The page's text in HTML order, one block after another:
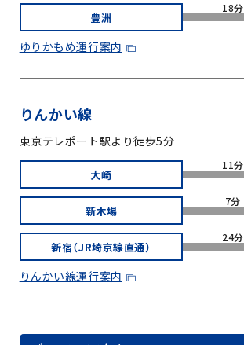
豊洲
18分
ゆりかもめ運行案内
りんかい線
東京テレポート駅より徒歩5分
大崎
11分
新木場
7分
新宿（JR埼京線直通）
24分
りんかい線運行案内